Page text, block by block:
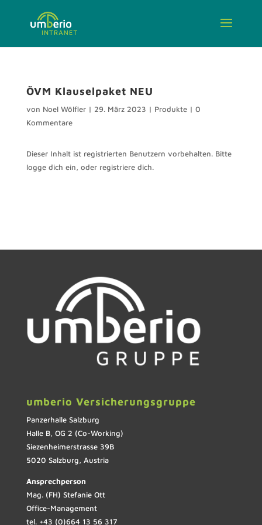
ÖVM Klauselpaket NEU
von Noel Wölfler| 29. März 2023 | Produkte| 0
Kommentare
Dieser Inhalt ist registrierten Benutzern vorbehalten. Bitte
logge dich ein, oder registriere dich.
umberio Versicherungsgruppe
Panzerhalle Salzburg
Halle B, OG 2 (Co-Working)
Siezenheimerstrasse 39B
5020 Salzburg, Austria
Ansprechperson
Mag. (FH) Stefanie Ott
Office-Management
tel. +43 (0)664 13 56 317